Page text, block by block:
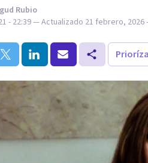
Rubio
- 22:39— Actualizado 21 febrero, 2026